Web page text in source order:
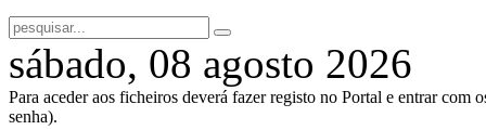
sábado, 08 agosto 2026
Para aceder aos ficheiros deverá fazer registo no Portal e entrar com
senha).